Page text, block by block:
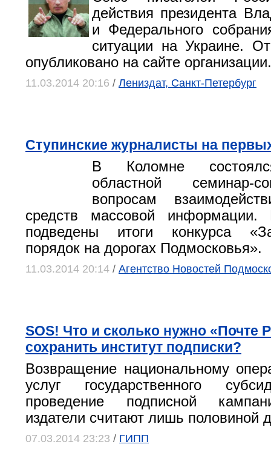
действия президента
и Федерального
ситуации на Украине.
опубликовано на сайте организации.
11.03.2014 20:16 / Лениздат, Санкт-Петербург
Ступинские журналисты на
В Коломне
областной семинар-
вопросам
средств массовой
подведены итоги конкурса
порядок на дорогах Подмосковья».
11.03.2014 20:14 / Агентство Новостей
SOS! Что и сколько нужно «Почте
сохранить институт подписки?
Возвращение национальному
услуг государственного
проведение подписной
издатели считают лишь половиной
07.03.2014 23:23 / ГИПП